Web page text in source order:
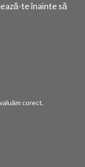
te înainte să
corect.